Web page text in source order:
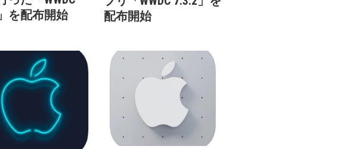
を配布開始
配布開始